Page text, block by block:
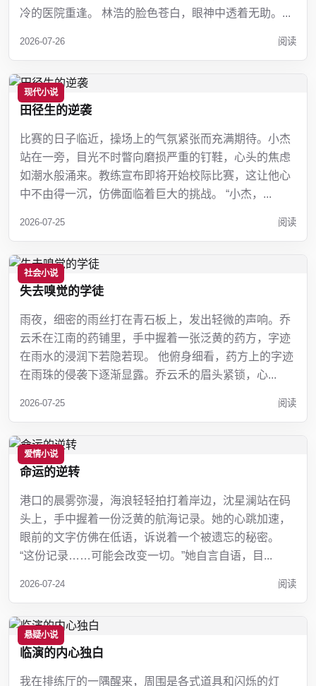
冷的医院重逢。 林浩的脸色苍白，眼神中透着无助。...
2026-07-26 阅读
现代小说
田径生的逆袭
比赛的日子临近，操场上的气氛紧张而充满期待。小杰
站在一旁，目光不时瞥向磨损严重的钉鞋，心头的焦虑
如潮水般涌来。教练宣布即将开始校际比赛，这让他心
中不由得一沉，仿佛面临着巨大的挑战。 “小杰，...
2026-07-25 阅读
社会小说
失去嗅觉的学徒
雨夜，细密的雨丝打在青石板上，发出轻微的声响。乔
云禾在江南的药铺里，手中握着一张泛黄的药方，字迹
在雨水的浸润下若隐若现。 他俯身细看，药方上的字迹
在雨珠的侵袭下逐渐显露。乔云禾的眉头紧锁，心...
2026-07-25 阅读
爱情小说
命运的逆转
港口的晨雾弥漫，海浪轻轻拍打着岸边，沈星澜站在码
头上，手中握着一份泛黄的航海记录。她的心跳加速，
眼前的文字仿佛在低语，诉说着一个被遗忘的秘密。
“这份记录……可能会改变一切。”她自言自语，目...
2026-07-24 阅读
悬疑小说
临演的内心独白
我在排练厅的一隅醒来，周围是各式道具和闪烁的灯